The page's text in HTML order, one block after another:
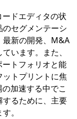
ドエディタの状
セグメンテーシ
最新の開発、M&A
います。また、
トフォリオと能
トプリントに焦
加速する中でこ
るために、主要
。